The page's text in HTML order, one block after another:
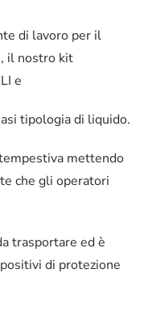
di lavoro per il
il nostro kit
e
tipologia di liquido.
mettendo
che gli operatori
trasportare ed è
di protezione